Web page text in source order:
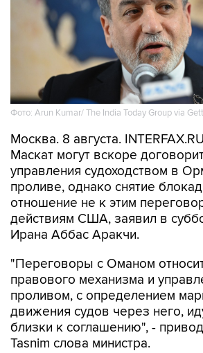
Фото: Arun Kumar/ The India Today Group via
Москва. 8 августа.
Маскат могут вскоре
управления судоходством в
проливе, однако снятие
отношение не к этим
действиям США, заявил в
Ирана Аббас Аракчи.
"Переговоры с Оманом
правового механизма и
проливом, с определением
движения судов через него,
близки к соглашению", -
Tasnim слова министра.